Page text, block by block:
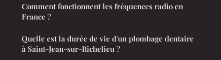
Comment fonctionnent les fréquences radio en
France ?
Quelle est la durée de vie d'un plombage dentaire
à Saint-Jean-sur-Richelieu ?